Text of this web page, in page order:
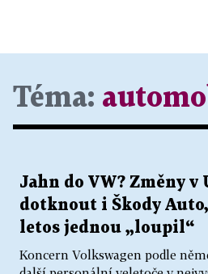
Téma:
Jahn do VW? Změny v
dotknout i Škody
letos jednou „loupil“
Koncern Volkswagen podle